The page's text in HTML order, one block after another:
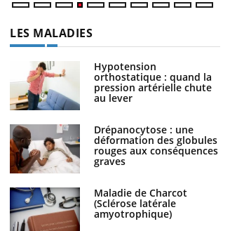
LES MALADIES
Hypotension
orthostatique : quand la
pression artérielle chute
au lever
Drépanocytose : une
déformation des globules
rouges aux conséquences
graves
Maladie de Charcot
(Sclérose latérale
amyotrophique)